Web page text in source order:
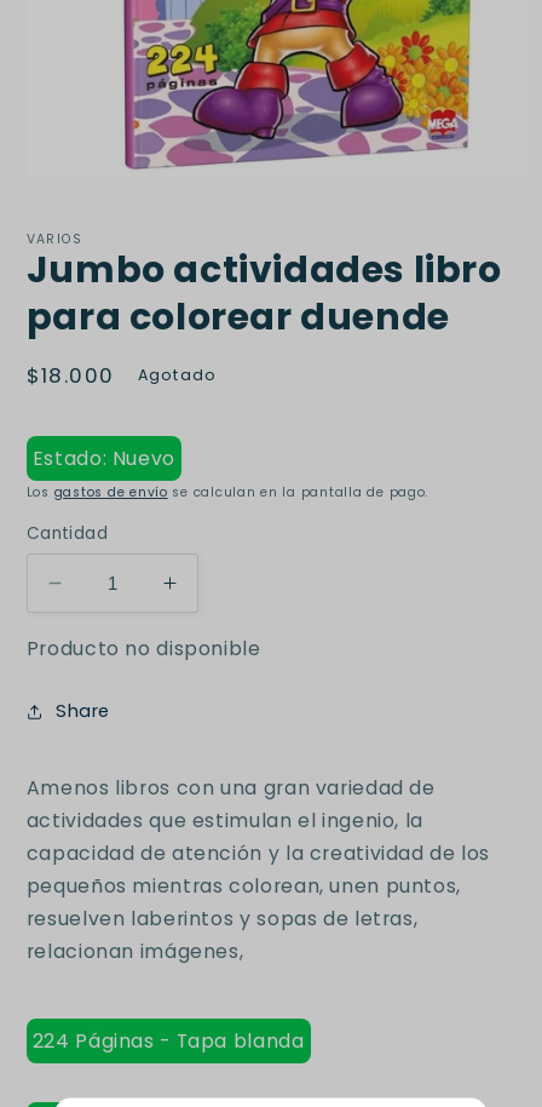
1
en
una
modal
VARIOS
Jumbo actividades libro
para colorear duende
Precio
$18.000 Agotado
Estado: Nuevo
Los gastos de envío se calculan en la pantalla de pago.
Cantidad
Reducir
cantidad
para
actividades
colorear
duende
Aumentar
cantidad
para
colorear
duende
Producto no disponible
Share
Amenos libros con una gran variedad de
actividades que estimulan el ingenio, la
capacidad de atención y la creatividad de los
pequeños mientras colorean, unen puntos,
resuelven laberintos y sopas de letras,
relacionan imágenes,
224 Páginas - Tapa blanda